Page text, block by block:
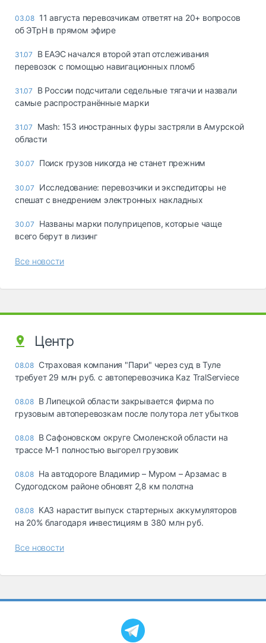
03.08 11 августа перевозчикам ответят на 20+ вопросов
об ЭТрН в прямом эфире
31.07
В ЕАЭС начался второй этап отслеживания
перевозок с помощью навигационных пломб
31.07
В России подсчитали седельные тягачи и назвали
самые распространённые марки
31.07
Mash: 153 иностранных фуры застряли в Амурской
области
30.07 Поиск грузов никогда не станет прежним
30.07
Исследование: перевозчики и экспедиторы не
спешат с внедрением электронных накладных
30.07
Названы марки полуприцепов, которые чаще
всего берут в лизинг
Все новости
Центр
08.08 Страховая компания "Пари" через суд в Туле
требует 29 млн руб. с автоперевозчика Kaz TralServiece
08.08 В Липецкой области закрывается фирма по
грузовым автоперевозкам после полутора лет убытков
08.08 В Сафоновском округе Смоленской области на
трассе М-1 полностью выгорел грузовик
08.08 На автодороге Владимир – Муром – Арзамас в
Судогодском районе обновят 2,8 км полотна
08.08 КАЗ нарастит выпуск стартерных аккумуляторов
на 20% благодаря инвестициям в 380 млн руб.
Все новости